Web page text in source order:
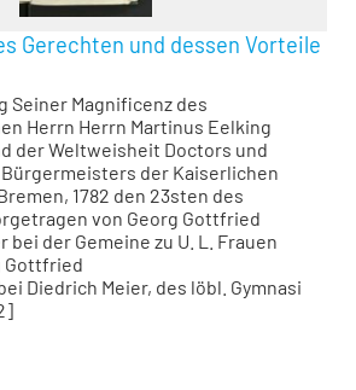
Gerechten und dessen Vorteile
Seiner Magnificenz des
Herrn Herrn Martinus Eelking
der Weltweisheit Doctors und
der Kaiserlichen
1782 den 23sten des
von Georg Gottfried
bei der Gemeine zu U. L. Frauen
Gottfried
Diedrich Meier, des löbl. Gymnasi